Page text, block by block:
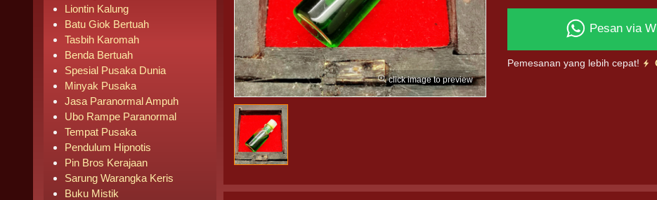
click image to preview
Pesan via
Pemesanan yang lebih cepat!
Liontin Kalung
Batu Giok Bertuah
Tasbih Karomah
Benda Bertuah
Spesial Pusaka Dunia
Minyak Pusaka
Jasa Paranormal Ampuh
Ubo Rampe Paranormal
Tempat Pusaka
Pendulum Hipnotis
Pin Bros Kerajaan
Sarung Warangka Keris
Buku Mistik